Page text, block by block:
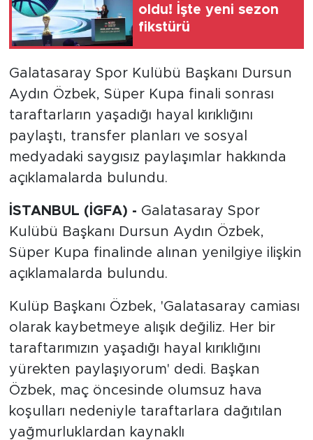
oldu! İşte yeni sezon
fikstürü
Galatasaray Spor Kulübü Başkanı Dursun
Aydın Özbek, Süper Kupa finali sonrası
taraftarların yaşadığı hayal kırıklığını
paylaştı, transfer planları ve sosyal
medyadaki saygısız paylaşımlar hakkında
açıklamalarda bulundu.
İSTANBUL (İGFA) - Galatasaray Spor
Kulübü Başkanı Dursun Aydın Özbek,
Süper Kupa finalinde alınan yenilgiye ilişkin
açıklamalarda bulundu.
Kulüp Başkanı Özbek, 'Galatasaray camiası
olarak kaybetmeye alışık değiliz. Her bir
taraftarımızın yaşadığı hayal kırıklığını
yürekten paylaşıyorum' dedi. Başkan
Özbek, maç öncesinde olumsuz hava
koşulları nedeniyle taraftarlara dağıtılan
yağmurluklardan kaynaklı